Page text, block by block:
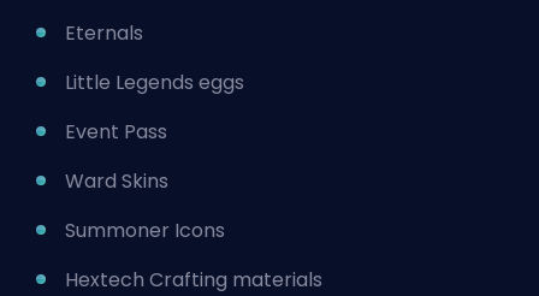
Eternals
Little Legends eggs
Event Pass
Ward Skins
Summoner Icons
Hextech Crafting materials